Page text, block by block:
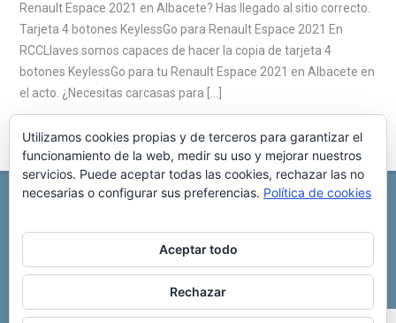
Renault Espace 2021 en Albacete? Has llegado al sitio correcto.
Tarjeta 4 botones KeylessGo para Renault Espace 2021 En
RCCLlaves somos capaces de hacer la copia de tarjeta 4
botones KeylessGo para tu Renault Espace 2021 en Albacete en
el acto. ¿Necesitas carcasas para […]
REPARACIÓN CENTRALITA DE COCHE
C/ Virgen del pilar, 6 ,
Copyright © 2025 Reparación Centralita De Coche
Utilizamos cookies propias y de terceros para garantizar el
funcionamiento de la web, medir su uso y mejorar nuestros
servicios. Puede aceptar todas las cookies, rechazar las no
necesarias o configurar sus preferencias. Política de cookies
Aceptar todo
Rechazar